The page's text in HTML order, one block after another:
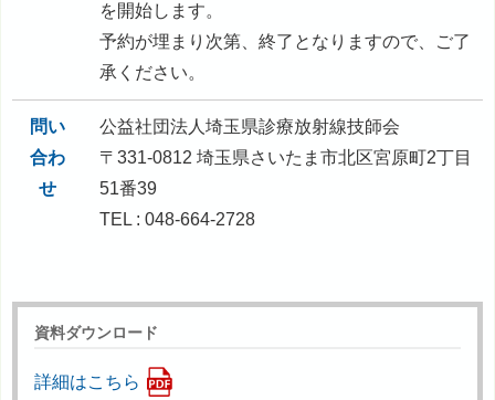
を開始します。
予約が埋まり次第、終了となりますので、ご了
承ください。
問い
合わ
せ
公益社団法人埼玉県診療放射線技師会
〒331-0812 埼玉県さいたま市北区宮原町2丁目
51番39
TEL : 048-664-2728
資料ダウンロード
詳細はこちら